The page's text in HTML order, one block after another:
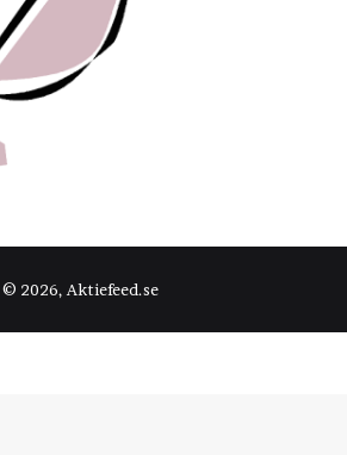
© 2026, Aktiefeed.se